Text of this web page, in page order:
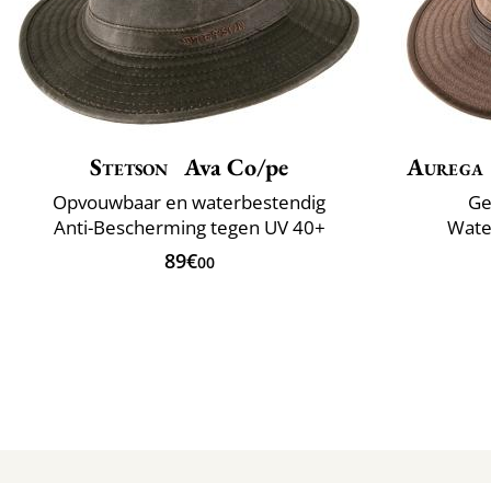
Stetson Ava Co/pe
Opvouwbaar en waterbestendig
Anti-Bescherming tegen UV 40+
89€00
Aurega